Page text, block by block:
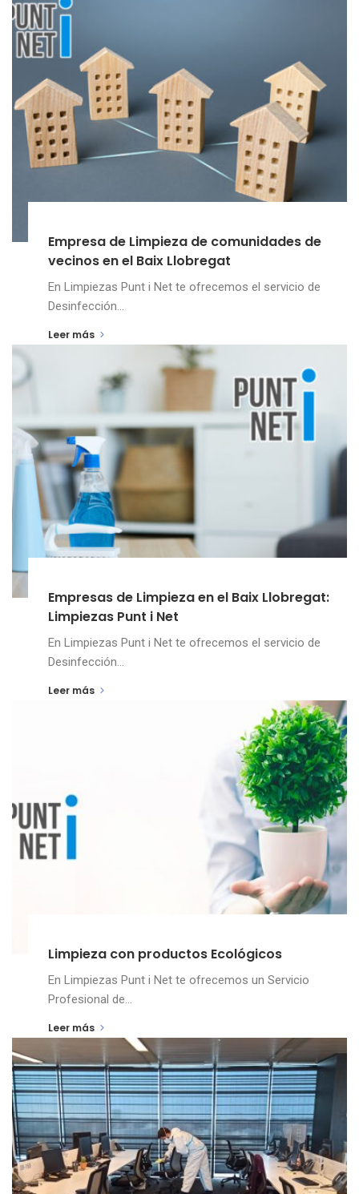
Empresa de Limpieza de comunidades de
vecinos en el Baix Llobregat
En Limpiezas Punt i Net te ofrecemos el servicio de
Desinfección...
Leer más
Empresas de Limpieza en el Baix Llobregat:
Limpiezas Punt i Net
En Limpiezas Punt i Net te ofrecemos el servicio de
Desinfección...
Leer más
Limpieza con productos Ecológicos
En Limpiezas Punt i Net te ofrecemos un Servicio
Profesional de...
Leer más